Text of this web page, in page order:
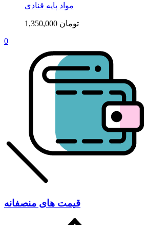
مواد پایه قنادی
1,350,000 تومان
0
قیمت های منصفانه